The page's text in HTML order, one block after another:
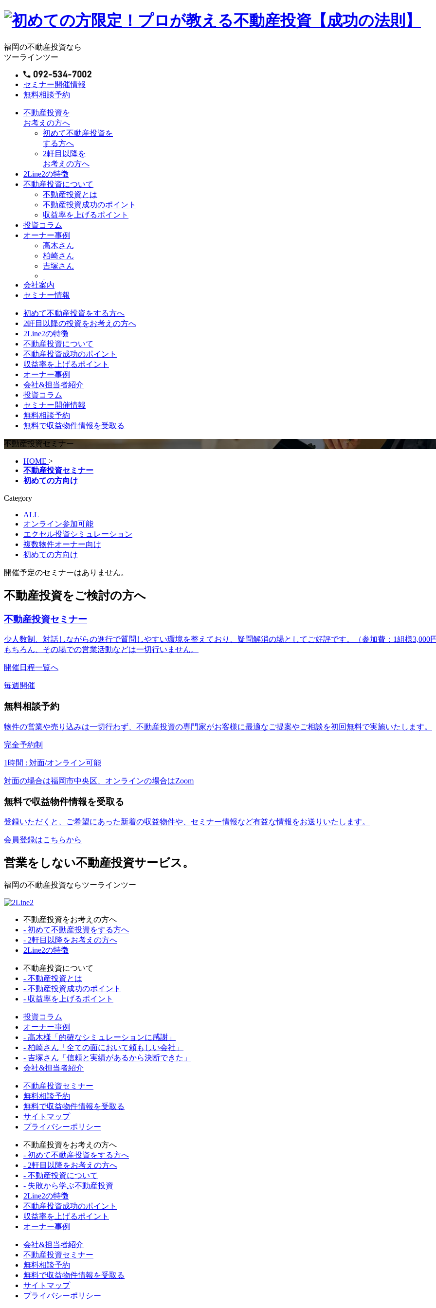
福岡の不動産投資なら
ツーラインツー
セミナー開催情報
無料相談予約
不動産投資を
お考えの方へ
初めて不動産投資を
する方へ
2軒目以降を
お考えの方へ
2Line2の特徴
不動産投資について
不動産投資とは
不動産投資成功のポイント
収益率を上げるポイント
投資コラム
オーナー事例
高木さん
柏崎さん
吉塚さん
会社案内
セミナー情報
初めて不動産投資をする方へ
2軒目以降の投資をお考えの方へ
2Line2の特徴
不動産投資について
不動産投資成功のポイント
収益率を上げるポイント
オーナー事例
会社&担当者紹介
投資コラム
セミナー開催情報
無料相談予約
無料で収益物件情報を受取る
不動産投資セミナー
HOME >
不動産投資セミナー
初めての方向け
Category
ALL
オンライン参加可能
エクセル投資シミュレーション
複数物件オーナー向け
初めての方向け
開催予定のセミナーはありません。
不動産投資をご検討の方へ
不動産投資セミナー
少人数制、対話しながらの進行で質問しやすい環境を整えており、疑問解消の場としてご好評です。（参加費：1組様3,000
もちろん、その場での営業活動などは一切行いません。
開催日程一覧へ
毎週開催
無料相談予約
物件の営業や売り込みは一切行わず、不動産投資の専門家がお客様に最適なご提案やご相談を初回無料で実施いたします。
完全予約制
1 時間 : 対面/オンライン可能
対面の場合は福岡市中央区、オンラインの場合はZoom
無料で収益物件情報を受取る
登録いただくと、ご希望にあった新着の収益物件や、セミナー情報など有益な情報をお送りいたします。
会員登録はこちらから
営業をしない不動産投資サービス。
福岡の不動産投資ならツーラインツー
不動産投資をお考えの方へ
- 初めて不動産投資をする方へ
- 2軒目以降をお考えの方へ
2Line2の特徴
不動産投資について
- 不動産投資とは
- 不動産投資成功のポイント
- 収益率を上げるポイント
投資コラム
オーナー事例
- 高木様「的確なシミュレーションに感謝」
- 柏崎さん「全ての面において頼もしい会社」
- 吉塚さん「信頼と実績があるから決断できた」
会社&担当者紹介
不動産投資セミナー
無料相談予約
無料で収益物件情報を受取る
サイトマップ
プライバシーポリシー
不動産投資をお考えの方へ
- 初めて不動産投資をする方へ
- 2軒目以降をお考えの方へ
- 不動産投資について
- 失敗から学ぶ不動産投資
2Line2の特徴
不動産投資成功のポイント
収益率を上げるポイント
オーナー事例
会社&担当者紹介
不動産投資セミナー
無料相談予約
無料で収益物件情報を受取る
サイトマップ
プライバシーポリシー